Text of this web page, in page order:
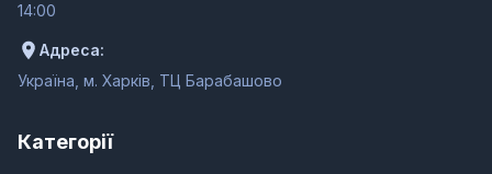
14:00
Адреса:
Україна, м. Харків, ТЦ Барабашово
Категорії